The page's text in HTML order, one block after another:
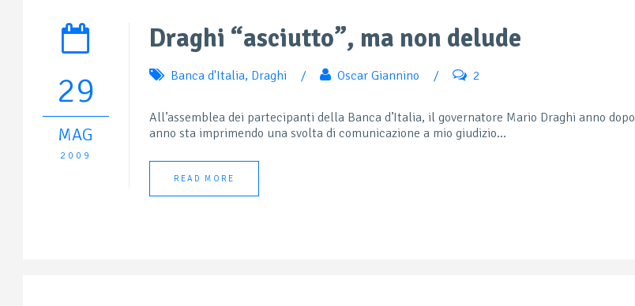
29
MAG
2009
Draghi “asciutto”, ma non delude
Banca d'Italia, Draghi / Oscar Giannino / 2
All’assemblea dei partecipanti della Banca d’Italia, il governatore Mario Draghi anno dopo
anno sta imprimendo una svolta di comunicazione a mio giudizio...
READ MORE